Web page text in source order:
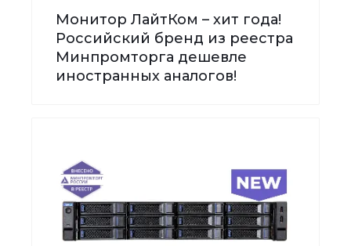
Монитор ЛайтКом – хит года!
Российский бренд из реестра
Минпромторга дешевле
иностранных аналогов!